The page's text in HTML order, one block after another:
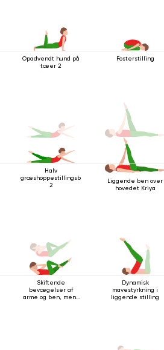
Opadvendt hund på
tæer 2
Fosterstilling
Halv
græshoppestillingsbevægelse
2
Liggende ben over
hovedet Kriya
Skiftende
bevægelser af
arme og ben, mens
Dynamisk
mavestyrkning i
liggende stilling